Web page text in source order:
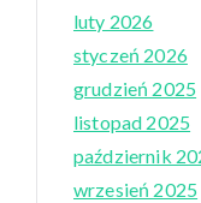
luty 2026
styczeń 2026
grudzień 2025
listopad 2025
październik
wrzesień 2025